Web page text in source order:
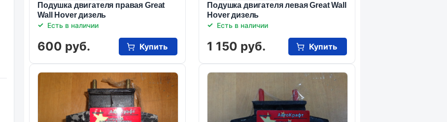
Подушка двигателя правая Great
Wall Hover дизель
Есть в наличии
600 руб. Купить
Подушка двигателя левая Great Wall
Hover дизель
Есть в наличии
1 150 руб. Купить